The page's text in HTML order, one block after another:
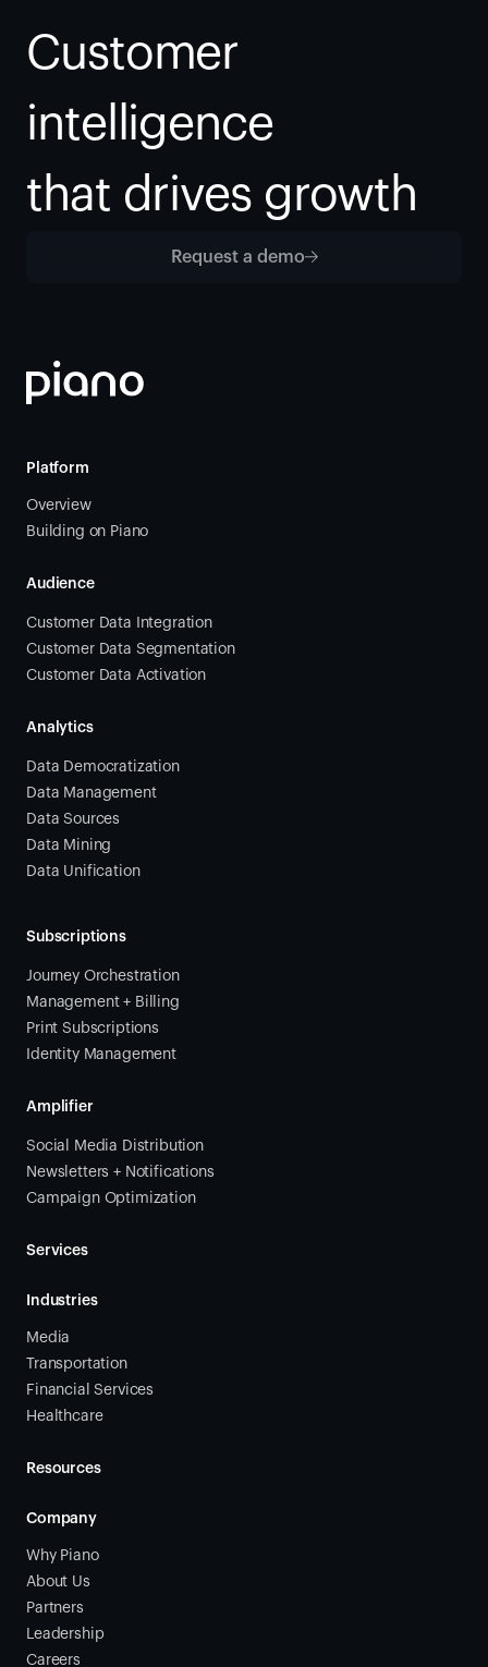
Customer
intelligence
that drives growth
Request a demo
Platform
Overview
Building on Piano
Audience
Customer Data Integration
Customer Data Segmentation
Customer Data Activation
Analytics
Data Democratization
Data Management
Data Sources
Data Mining
Data Unification
Subscriptions
Journey Orchestration
Management + Billing
Print Subscriptions
Identity Management
Amplifier
Social Media Distribution
Newsletters + Notifications
Campaign Optimization
Services
Industries
Media
Transportation
Financial Services
Healthcare
Resources
Company
Why Piano
About Us
Partners
Leadership
Careers